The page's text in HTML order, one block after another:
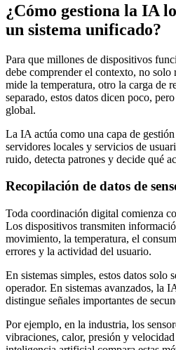
¿Cómo gestiona la IA
un sistema unificado?
Para que millones de dispositivos
debe comprender el contexto, no solo
mide la temperatura, otro la carga de
separado, estos datos dicen poco,
global.
La IA actúa como una capa de
servidores locales y servicios de
ruido, detecta patrones y decide qué
Recopilación de datos de
Toda coordinación digital comienza
Los dispositivos transmiten
movimiento, la temperatura, el
errores y la actividad del usuario.
En sistemas simples, estos datos solo
operador. En sistemas avanzados, la
distingue señales importantes de
Por ejemplo, en la industria, los
vibraciones, calor, presión y